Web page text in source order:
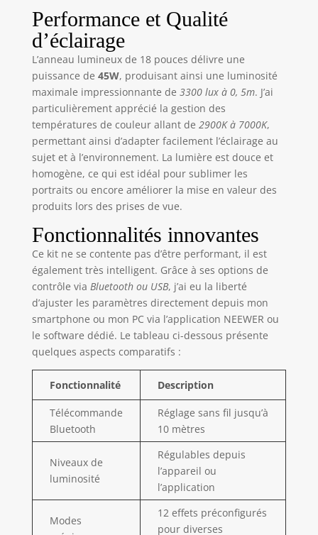
positionnement
batterie au lithium
intégrée de 4000
mAh pour le
chargement.
Remarque : sac de
transport non
inclus Contrôle de
précision amélioré
: ce panneau
précis de la
température de
couleur et de la
luminosité.
L'interrupteur
d'alimentation
peut être
facilement basculé
en une seule
luminosité et la
température de
couleur peuvent
être réglées avec
précision à l'aide
de boutons,
chaque incrément
étant de 1 %. La
luminosité peut
être ajustée de 0 %
à 100 %, tandis
Performance et Qualité
d’éclairage
L’anneau lumineux de 18 pouces délivre une
puissance de 45W, produisant ainsi une luminosité
maximale impressionnante de 3300 lux à 0, 5m. J’ai
particulièrement apprécié la gestion des
températures de couleur allant de 2900K à 7000K,
permettant ainsi d’adapter facilement l’éclairage au
sujet et à l’environnement. La lumière est douce et
homogène, ce qui est idéal pour sublimer les
portraits ou encore améliorer la mise en valeur des
produits lors des prises de vue.
Fonctionnalités innovantes
Ce kit ne se contente pas d’être performant, il est
également très intelligent. Grâce à ses options de
contrôle via Bluetooth ou USB, j’ai eu la liberté
d’ajuster les paramètres directement depuis mon
smartphone ou mon PC via l’application NEEWER ou
le software dédié. Le tableau ci-dessous présente
quelques aspects comparatifs :
Fonctionnalité Description
Télécommande
Bluetooth
Réglage sans fil jusqu’à
10 mètres
Niveaux de
luminosité
Régulables depuis
l’appareil ou
l’application
Modes
12 effets préconfigurés
pour diverses